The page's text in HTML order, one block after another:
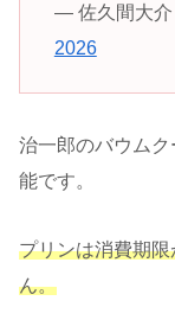
— 佐久間大介
2026
治一郎のバウム
能です。
プリンは消費期
ん。